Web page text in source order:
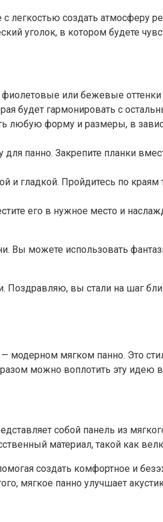
легкостью создать атмосферу
уголок, в котором будете
или бежевые оттенки
будет гармонировать с
любую форму и размеры, в
панно. Закрепите планки
и гладкой. Пройдитесь по
его в нужное место и
Вы можете использовать
Поздравляю, вы стали на шаг
модерном мягком панно. Это
можно воплотить эту идею
собой панель из
материал, такой как
создать комфортное и
мягкое панно улучшает